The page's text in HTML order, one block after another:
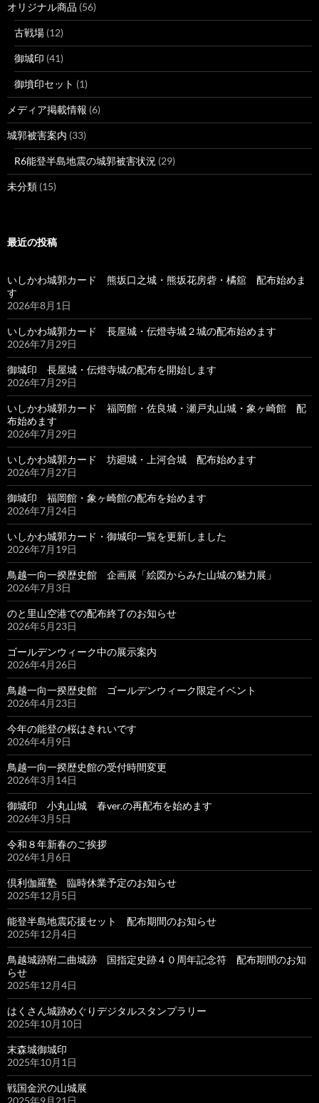
オリジナル商品 (56)
古戦場 (12)
御城印 (41)
御墳印セット (1)
メディア掲載情報 (6)
城郭被害案内 (33)
R6能登半島地震の城郭被害状況 (29)
未分類 (15)
最近の投稿
いしかわ城郭カード 熊坂口之城・熊坂花房砦・橘舘 配布始めま
す
2026年8月1日
いしかわ城郭カード 長屋城・伝燈寺城２城の配布始めます
2026年7月29日
御城印 長屋城・伝燈寺城の配布を開始します
2026年7月29日
いしかわ城郭カード 福岡館・佐良城・瀬戸丸山城・象ヶ崎館 配
布始めます
2026年7月29日
いしかわ城郭カード 坊廻城・上河合城 配布始めます
2026年7月27日
御城印 福岡館・象ヶ崎館の配布を始めます
2026年7月24日
いしかわ城郭カード・御城印一覧を更新しました
2026年7月19日
鳥越一向一揆歴史館 企画展「絵図からみた山城の魅力展」
2026年7月3日
のと里山空港での配布終了のお知らせ
2026年5月23日
ゴールデンウィーク中の展示案内
2026年4月26日
鳥越一向一揆歴史館 ゴールデンウィーク限定イベント
2026年4月23日
今年の能登の桜はきれいです
2026年4月9日
鳥越一向一揆歴史館の受付時間変更
2026年3月14日
御城印 小丸山城 春ver.の再配布を始めます
2026年3月5日
令和８年新春のご挨拶
2026年1月6日
倶利伽羅塾 臨時休業予定のお知らせ
2025年12月5日
能登半島地震応援セット 配布期間のお知らせ
2025年12月4日
鳥越城跡附二曲城跡 国指定史跡４０周年記念符 配布期間のお知
らせ
2025年12月4日
はくさん城跡めぐりデジタルスタンプラリー
2025年10月10日
末森城御城印
2025年10月1日
戦国金沢の山城展